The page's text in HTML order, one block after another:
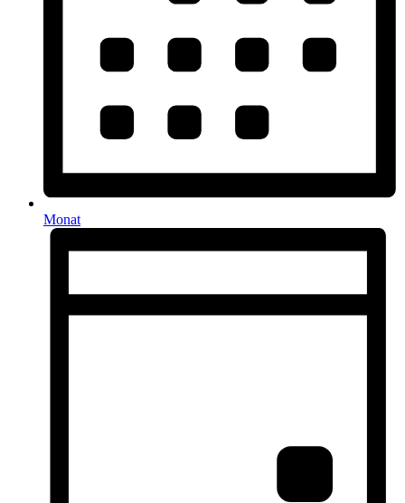
Monat